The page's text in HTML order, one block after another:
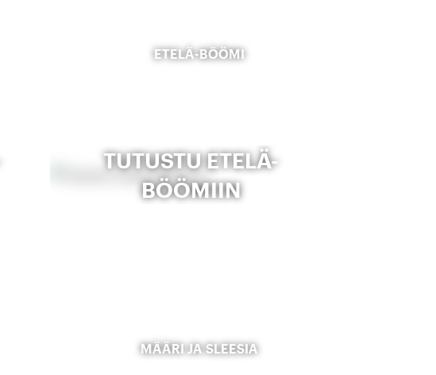
ETELÄ-BÖÖMI
TUTUSTU ETELÄ-
BÖÖMIIN
MÄÄRI JA SLEESIA